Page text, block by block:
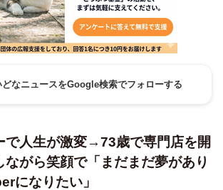
どなニュースをGoogle検索でフォローする
で人生が激変→73歳で専門店を開
がら笑顔で「まだまだ夢があり
になりたい」